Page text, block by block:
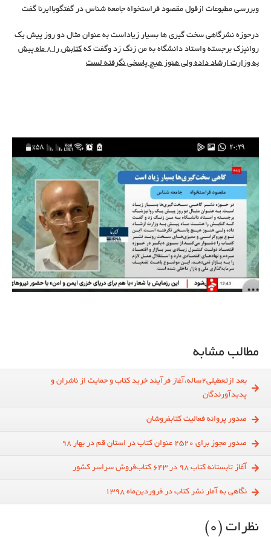
وبررسی مطبوعات ازقول مقصود فراستخواه جامعه شناس در گفتگوباایرنا گفت
درحوزه نشرگاهی سخت گیری ها بسیار زیاداست به عنوان مثال دو روز پیش یک
روانپزک برجسته واستاد دانشگاه به من زنگ زد وگفت که
کتابش را 8 ماه پیش
به وزارت ارشاد داده ولی هنوز هیچ پاسخی نگرفته لست
مطالب مشابه
بعد ازتعطیلی2ساله،آغاز فرآیند خرید کتاب و حمایت از ناشران و
پدیدآورندگان
صدور پروانه فعالیت کتابفروشان
صدور مجوز برای 2520 عنوان کتاب در استان قم در بهار 98
آغاز تابستانه کتاب 98 در 643 کتاب‌فروش سراسر کشور
نگاهی به آمار نشر کتاب در فروردین‌ماه ۱۳۹۸
نظرات (0)